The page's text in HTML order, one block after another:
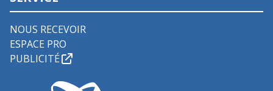
NOUS RECEVOIR
ESPACE PRO
PUBLICITÉ